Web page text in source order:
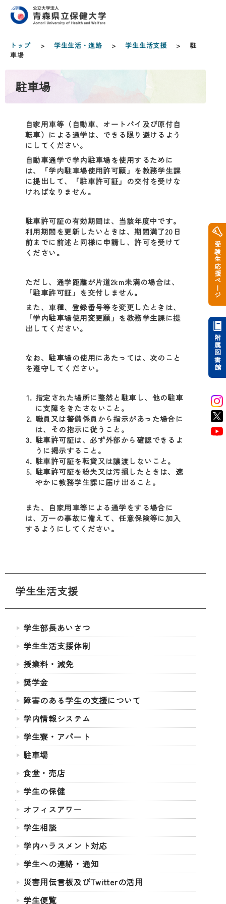
トップ > 学生生活・進路>学生生活支援> 駐
車場
駐車場
自家用車等（自動車、オートバイ及び原付自
転車）による通学は、できる限り避けるよう
にしてください。
自動車通学で学内駐車場を使用するために
は、「学内駐車場使用許可願」を教務学生課
に提出して、「駐車許可証」の交付を受けな
ければなりません。
駐車許可証の有効期間は、当該年度中です。
利用期間を更新したいときは、期間満了20日
前までに前述と同様に申請し、許可を受けて
ください。
ただし、通学距離が片道2km未満の場合は、
「駐車許可証」を交付しません。
また、車種、登録番号等を変更したときは、
「学内駐車場使用変更願」を教務学生課に提
出してください。
なお、駐車場の使用にあたっては、次のこと
を遵守してください。
指定された場所に整然と駐車し、他の駐車
に支障をきたさないこと。
職員又は警備係員から指示があった場合に
は、その指示に従うこと。
駐車許可証は、必ず外部から確認できるよ
うに掲示すること。
駐車許可証を転貸又は譲渡しないこと。
駐車許可証を紛失又は汚損したときは、速
やかに教務学生課に届け出ること。
また、自家用車等による通学をする場合に
は、万一の事故に備えて、任意保険等に加入
するようにしてください。
学生生活支援
学生部長あいさつ
学生生活支援体制
授業料・減免
奨学金
障害のある学生の支援について
学内情報システム
学生寮・アパート
駐車場
食堂・売店
学生の保健
オフィスアワー
学生相談
学内ハラスメント対応
学生への連絡・通知
災害用伝言板及びTwitterの活用
学生便覧
受験生応援ページ
附属図書館